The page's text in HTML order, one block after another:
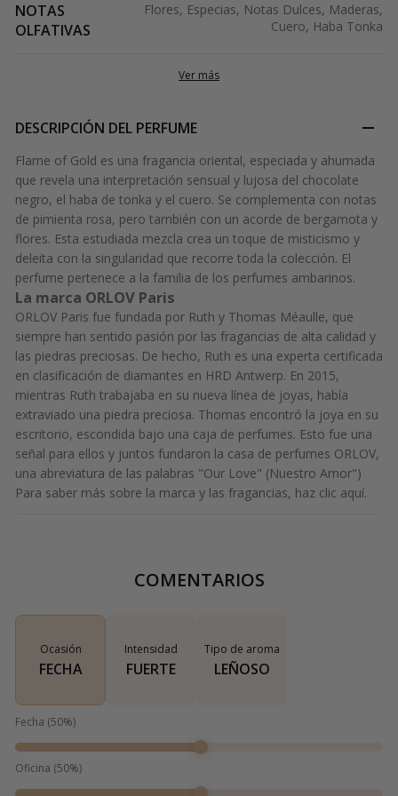
NOTAS
OLFATIVAS
Flores, Especias, Notas Dulces, Maderas,
Cuero, Haba Tonka
Ver más
DESCRIPCIÓN DEL PERFUME
Flame of Gold es una fragancia oriental, especiada y ahumada
que revela una interpretación sensual y lujosa del chocolate
negro, el haba de tonka y el cuero. Se complementa con notas
de pimienta rosa, pero también con un acorde de bergamota y
flores. Esta estudiada mezcla crea un toque de misticismo y
deleita con la singularidad que recorre toda la colección. El
perfume pertenece a la familia de los perfumes ambarinos.
La marca ORLOV Paris
ORLOV Paris fue fundada por Ruth y Thomas Méaulle, que
siempre han sentido pasión por las fragancias de alta calidad y
las piedras preciosas. De hecho, Ruth es una experta certificada
en clasificación de diamantes en HRD Antwerp. En 2015,
mientras Ruth trabajaba en su nueva línea de joyas, había
extraviado una piedra preciosa. Thomas encontró la joya en su
escritorio, escondida bajo una caja de perfumes. Esto fue una
señal para ellos y juntos fundaron la casa de perfumes ORLOV,
una abreviatura de las palabras "Our Love" (Nuestro Amor")
Para saber más sobre la marca y las fragancias, haz clic aquí.
COMENTARIOS
Ocasión
FECHA
Intensidad
FUERTE
Tipo de aroma
LEÑOSO
Fecha (50%)
Oficina (50%)